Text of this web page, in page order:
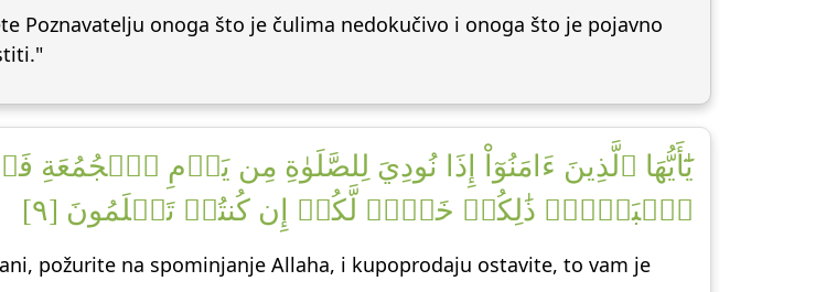
Poznavatelju onoga što je čulima nedokučivo i onoga što je pojavno
يَٰٓأَيُّهَا ٱلَّذِينَ ءَامَنُوٓاْ إِذَا نُودِيَ لِلصَّلَوٰةِ مِن يَوۡمِ ٱلۡجُمُعَةِ
ٱلۡبَيۡعَۚ ذَٰلِكُمۡ خَيۡرٞ لَّكُمۡ إِن كُنتُمۡ تَعۡلَمُونَ [٩]
požurite na spominjanje Allaha, i kupoprodaju ostavite, to vam je